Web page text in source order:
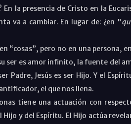
En la presencia de Cristo en la
va a cambiar. En lugar de: ¿en "
“cosas”, pero no en una persona,
ser es amor infinito, la fuente del
Padre, Jesús es ser Hijo. Y el
el que nos llena.
tiene una actuación con
Hijo y del Espíritu. El Hijo actúa